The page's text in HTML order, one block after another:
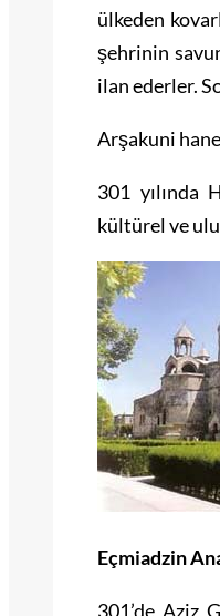
ülkeden
şehrinin
ilan ederler.
Arşakuni
301 yılında
kültürel ve
301’de Aziz